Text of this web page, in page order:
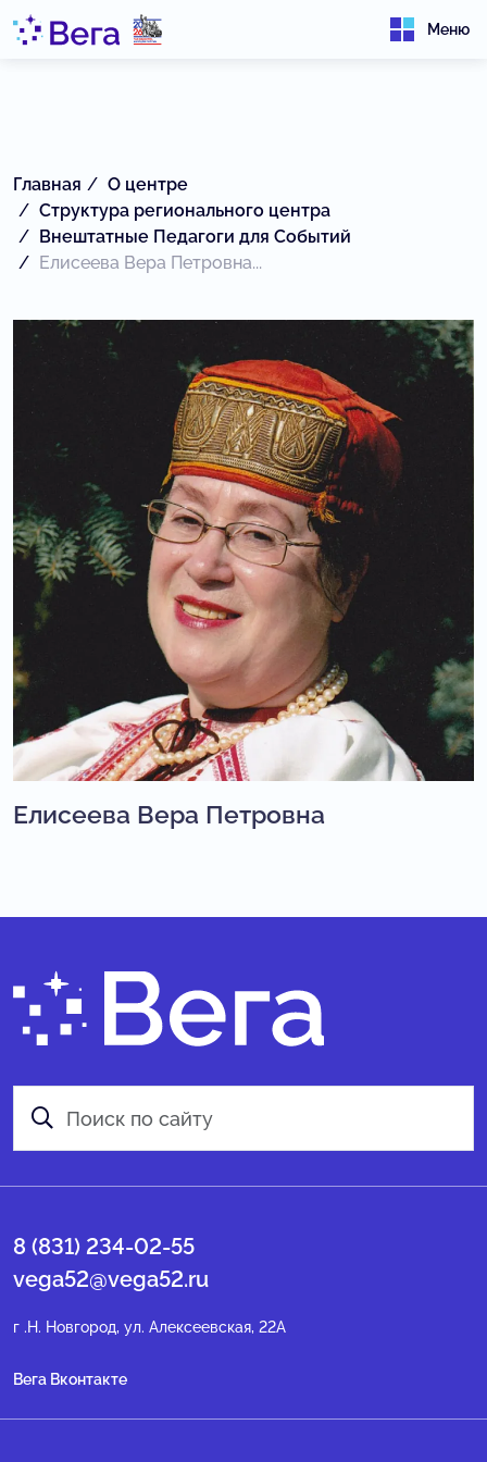
Меню
Главная
О центре
Структура регионального центра
Внештатные Педагоги для Событий
Елисеева Вера Петровна...
Елисеева Вера Петровна
8 (831) 234-02-55
vega52@vega52.ru
г .Н. Новгород, ул. Алексеевская, 22А
Вега Вконтакте